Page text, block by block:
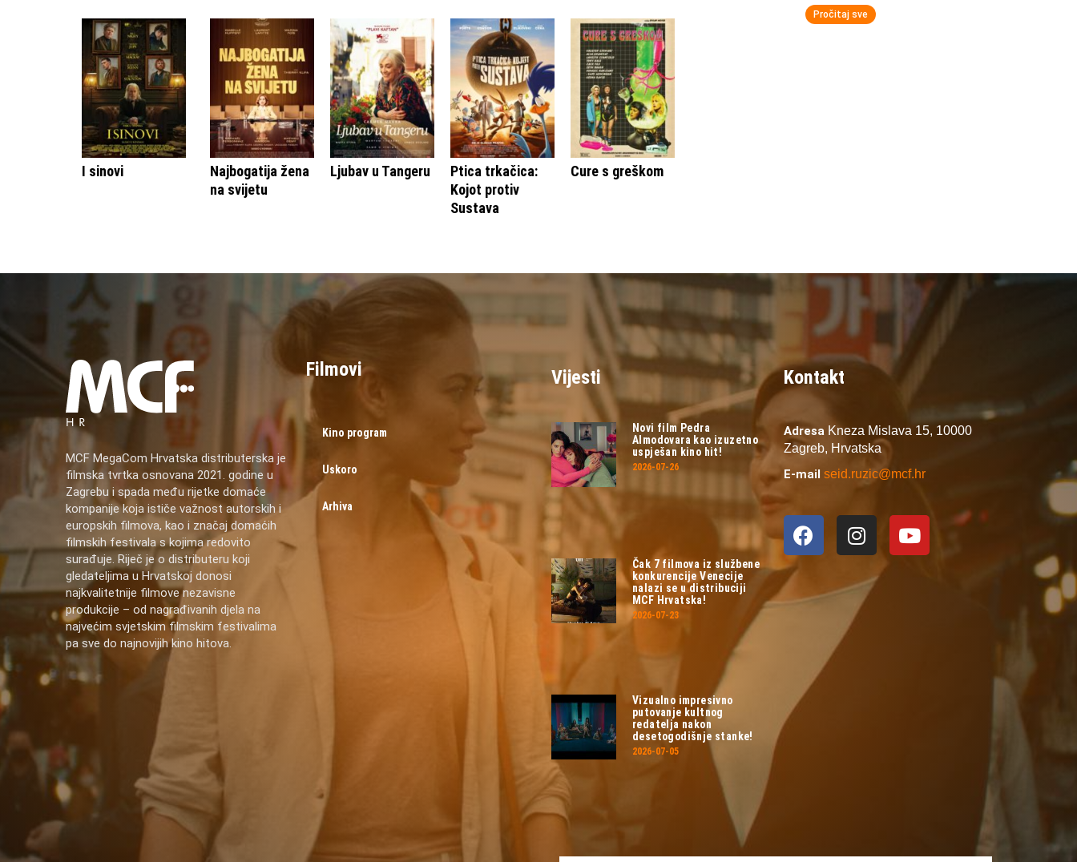
I sinovi
Najbogatija žena
na svijetu
Ljubav u Tangeru
Ptica trkačica:
Kojot protiv
Sustava
Cure s greškom
Pročitaj sve
MCF MegaCom Hrvatska distributerska je
filmska tvrtka osnovana 2021. godine u
Zagrebu i spada među rijetke domaće
kompanije koja ističe važnost autorskih i
europskih filmova, kao i značaj domaćih
filmskih festivala s kojima redovito
surađuje. Riječ je o distributeru koji
gledateljima u Hrvatskoj donosi
najkvalitetnije filmove nezavisne
produkcije – od nagrađivanih djela na
najvećim svjetskim filmskim festivalima
pa sve do najnovijih kino hitova.
Filmovi
Kino program
Uskoro
Arhiva
Vijesti
Novi film Pedra
Almodovara kao izuzetno
uspješan kino hit!
2026-07-26
Čak 7 filmova iz službene
konkurencije Venecije
nalazi se u distribuciji
MCF Hrvatska!
2026-07-23
Vizualno impresivno
putovanje kultnog
redatelja nakon
desetogodišnje stanke!
2026-07-05
Kontakt
Adresa Kneza Mislava 15, 10000
Zagreb, Hrvatska
E-mail seid.ruzic@mcf.hr